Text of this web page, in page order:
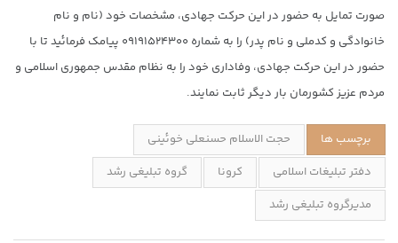
صورت تمایل به حضور در این حرکت جهادی، مشخصات خود (نام و نام
خانوادگی و کدملی و نام پدر) را به شماره ۰۹۱۹۱۵۲۴۳۰۰ پیامک فرمائید تا با
حضور در این حرکت جهادی، وفاداری خود را به نظام مقدس جمهوری اسلامی و
مردم عزیز کشورمان بار دیگر ثابت نمایند.
برچسب ها
حجت الاسلام حسنعلی خوئینی
دفتر تبلیغات اسلامی
کرونا
گروه تبلیغی رشد
مدیرگروه تبلیغی رشد